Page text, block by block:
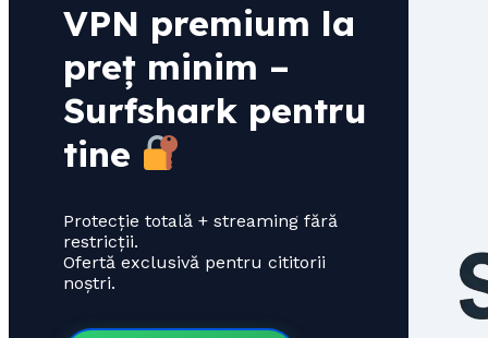
VPN premium la
preț minim –
Surfshark pentru
tine
Protecție totală + streaming fără
restricții.
Ofertă exclusivă pentru cititorii
noștri.